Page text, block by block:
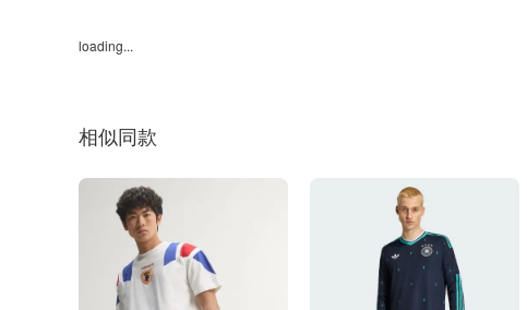
loading...
相似同款